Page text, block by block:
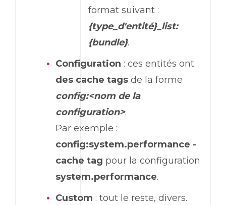
format suivant :
{type_d'entité}_list:
{bundle}.
Configuration : ces entités ont
des cache tags de la forme
config:<nom de la
configuration>.
Par exemple :
config:system.performance -
cache tag pour la configuration
system.performance.
Custom : tout le reste, divers.